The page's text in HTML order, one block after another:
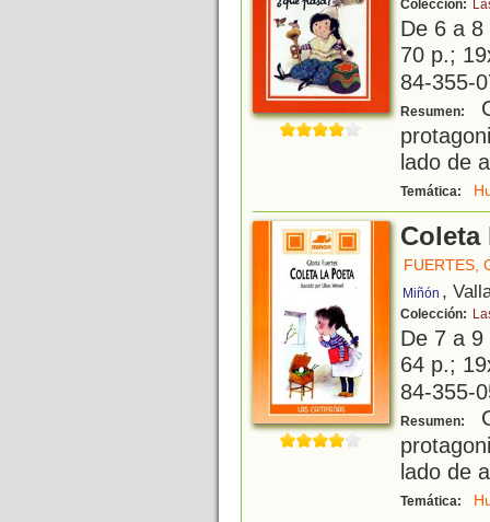
Colección:
De 6 a
70 p.;
84-355-
Resumen:
lado de
Temática:
Coleta
FUERTES,
Miñón ,
Colección:
De 7 a
64 p.;
84-355-
Resumen:
lado de
Temática: